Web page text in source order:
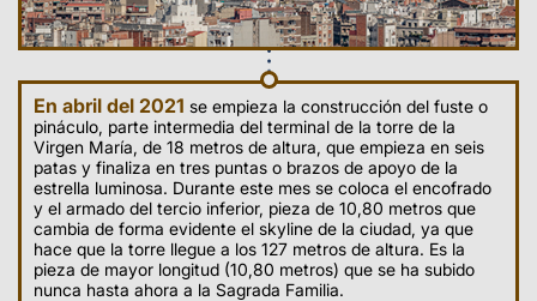
En abril del 2021 se empieza la construcción del fuste o
pináculo, parte intermedia del terminal de la torre de la
Virgen María, de 18 metros de altura, que empieza en seis
patas y finaliza en tres puntas o brazos de apoyo de la
estrella luminosa. Durante este mes se coloca el encofrado
y el armado del tercio inferior, pieza de 10,80 metros que
cambia de forma evidente el skyline de la ciudad, ya que
hace que la torre llegue a los 127 metros de altura. Es la
pieza de mayor longitud (10,80 metros) que se ha subido
nunca hasta ahora a la Sagrada Familia.